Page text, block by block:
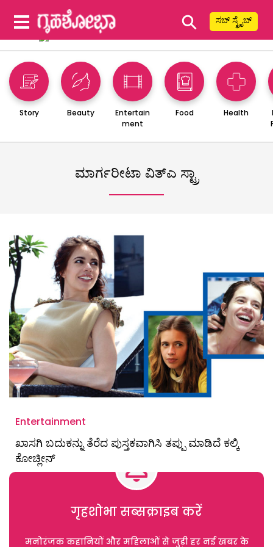
⚲ ಸಬ್ ಸ್ಕ್ರೈಬ್
Story Beauty
Entertain
ment
Food Health
ಮಾರ್ಗರೀಟಾ ವಿತ್ಎ ಸ್ಟ್ರಾ
Entertainment
ಖಾಸಗಿ ಬದುಕನ್ನು ತೆರೆದ ಪುಸ್ತಕವಾಗಿಸಿ ತಪ್ಪು ಮಾಡಿದೆ ಕಲ್ಕಿ
ಕೋಚ್ಲೀನ್
गृहशोभा सब्सक्राइब करें
मनोरंजक कहानियों और महिलाओं से जुड़ी हर नई खबर के